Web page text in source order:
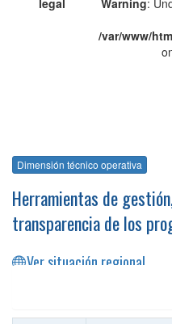
/var/www/
Dimensión técnico operativa
Herramientas de
transparencia de los
Ver situación regional